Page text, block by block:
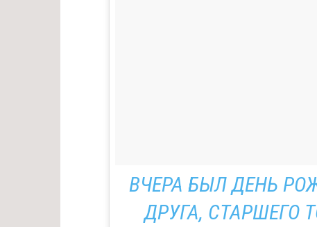
ВЧЕРА БЫЛ ДЕНЬ
ДРУГА, СТАРШЕГО